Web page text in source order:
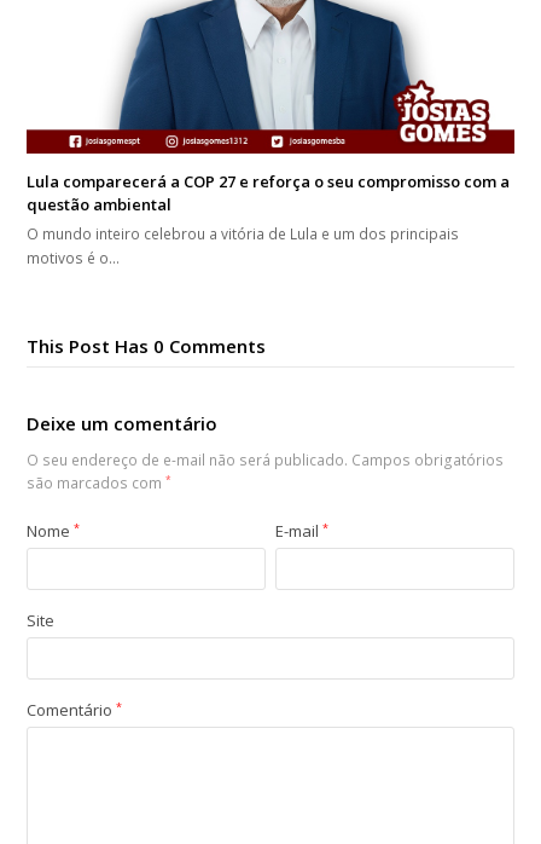
Lula comparecerá a COP 27 e reforça o seu compromisso com a
questão ambiental
O mundo inteiro celebrou a vitória de Lula e um dos principais
motivos é o…
This Post Has 0 Comments
Deixe um comentário
O seu endereço de e-mail não será publicado. Campos obrigatórios
são marcados com*
Nome* E-mail*
Site
Comentário*